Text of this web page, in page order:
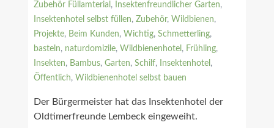
Zubehör Füllamterial , Insektenfreundlicher Garten,
Insektenhotel selbst füllen, Zubehör, Wildbienen,
Projekte, Beim Kunden, Wichtig, Schmetterling,
basteln, naturdomizile, Wildbienenhotel , Frühling,
Insekten, Bambus, Garten, Schilf, Insektenhotel ,
Öffentlich, Wildbienenhotel selbst bauen
Der Bürgermeister hat das Insektenhotel der
Oldtimerfreunde Lembeck eingeweiht.